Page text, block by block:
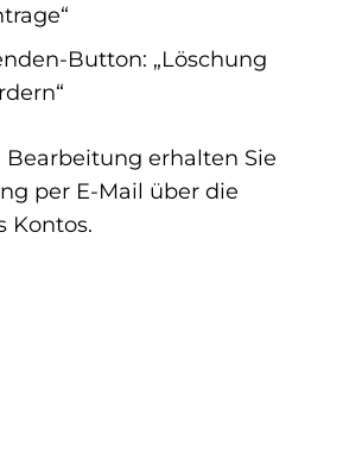
Button: „Löschung
Bearbeitung erhalten Sie
per E-Mail über die
Kontos.